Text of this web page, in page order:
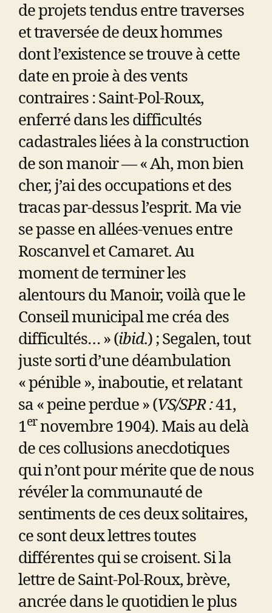
de projets tendus entre traverses
et traversée de deux hommes
dont l’existence se trouve à cette
date en proie à des vents
contraires : Saint-Pol-Roux,
enferré dans les difficultés
cadastrales liées à la construction
de son manoir — « Ah, mon bien
cher, j’ai des occupations et des
tracas par-dessus l’esprit. Ma vie
se passe en allées-venues entre
Roscanvel et Camaret. Au
moment de terminer les
alentours du Manoir, voilà que le
Conseil municipal me créa des
difficultés… » (ibid.) ; Segalen, tout
juste sorti d’une déambulation
« pénible », inaboutie, et relatant
sa « peine perdue » (VS/SPR :41,
1ernovembre 1904). Mais au delà
de ces collusions anecdotiques
qui n’ont pour mérite que de nous
révéler la communauté de
sentiments de ces deux solitaires,
ce sont deux lettres toutes
différentes qui se croisent. Si la
lettre de Saint-Pol-Roux, brève,
ancrée dans le quotidien le plus